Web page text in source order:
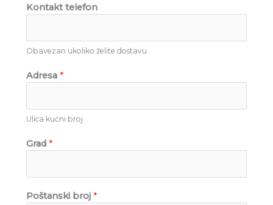
Kontakt telefon
Obavezan ukoliko želite dostavu
Adresa *
Ulica kućni broj
Grad *
Poštanski broj *